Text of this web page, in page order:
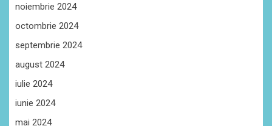
noiembrie 2024
octombrie 2024
septembrie 2024
august 2024
iulie 2024
iunie 2024
mai 2024